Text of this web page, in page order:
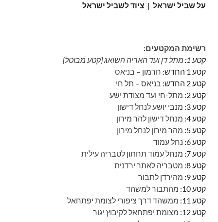
על שביל ישראל | ציוד לשביל ישראל
רשימת המקטעים:
קטע 1:
מתל דן ועד האריה השואג [קטע מבוטל]
קטע 1 החדש:
חרמון – בניאס
קטע 2 החדש:
בניאס – תל חי
קטע 2:
מתל-חי ועד מצודת ישע
קטע 3:
מנבי יושע לנחל דישון
קטע 4:
מנחל דישון להר מירון
קטע 5:
מהר מירון לנחל מירון
קטע 6:
נחל עמוד
קטע 7:
מנחל עמוד תחתון לטבריה עילית
קטע 8:
מטבריה לאתר ירדנית
קטע 9:
מהירדן לתבור
קטע 10:
מהתבור למשהד
קטע 11:
ממשהד דרך ציפורי לצומת יפתחאל
קטע 12:
מצומת יפתחאל לקיבוץ יגור